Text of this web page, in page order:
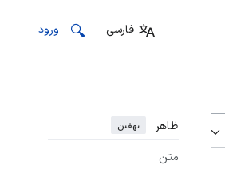
فارسی ورود
ظاهر نهفتن
متن